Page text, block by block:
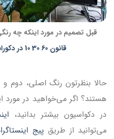
قبل تصمیم در مورد اینکه چه
قانون 60 30 10 در دکوراسیون
حالا بنظرتون رنگ اصلی، دوم
هستند؟ اگر می‌خواهید در مورد
در دکواسیون بیشتر بدانید،
می‌توانید از طریق پیج